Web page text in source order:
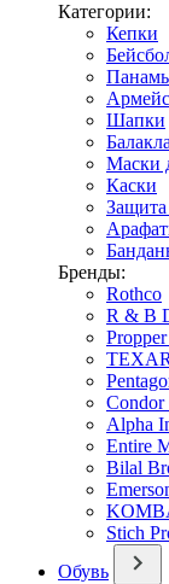
Категории:
Кепки
Шапки
Маски
Каски
Бренды:
Rothco
R & B
TEXAR
Condor
Alpha
Entire
Bilal
Stich
Обувь